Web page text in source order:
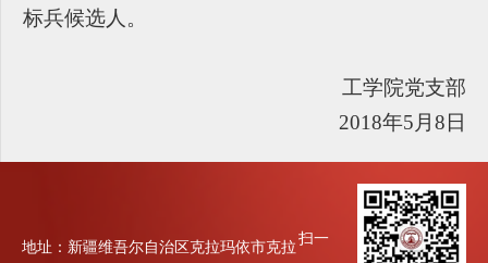
标兵候选人。
工学院党支部
2018年5月8日
地址：新疆维吾尔自治区克拉玛依市克拉 扫一